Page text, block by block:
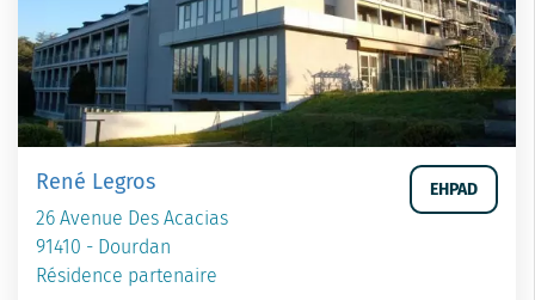
René Legros
26 Avenue Des Acacias
91410 - Dourdan
Résidence partenaire
EHPAD